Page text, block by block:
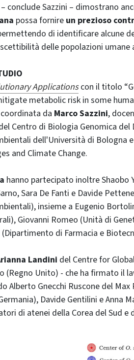
conclude Sazzini – dimostrano
possa fornire un prezioso
di identificare alcune
delle popolazioni
Applicationscon il titolo
metabolic risk in some
da Marco Sazzini,
Centro di Biologia Genomica
dell'Università di Bologna
and Climate Change.
hanno partecipato inoltre Shaobo
Sara De Fanti e Davide
insieme a Eugenio
Giovanni Romeo (Unità di
di Farmacia e
Landini del Centre for
(Regno Unito) - che ha firmato il
Alberto Gnecchi Ruscone del
Davide Gentilini e Anna
di atenei della Corea del Sud e